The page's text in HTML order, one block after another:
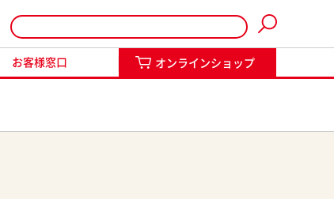
お客様窓口 オンラインショップ
ョップ